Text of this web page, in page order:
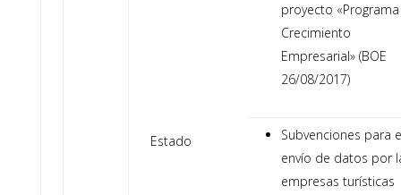
Estado
proyecto
Crecimiento
Empresarial» (BOE
26/08/2017)
Subvenciones para
envío de datos por
empresas turísticas